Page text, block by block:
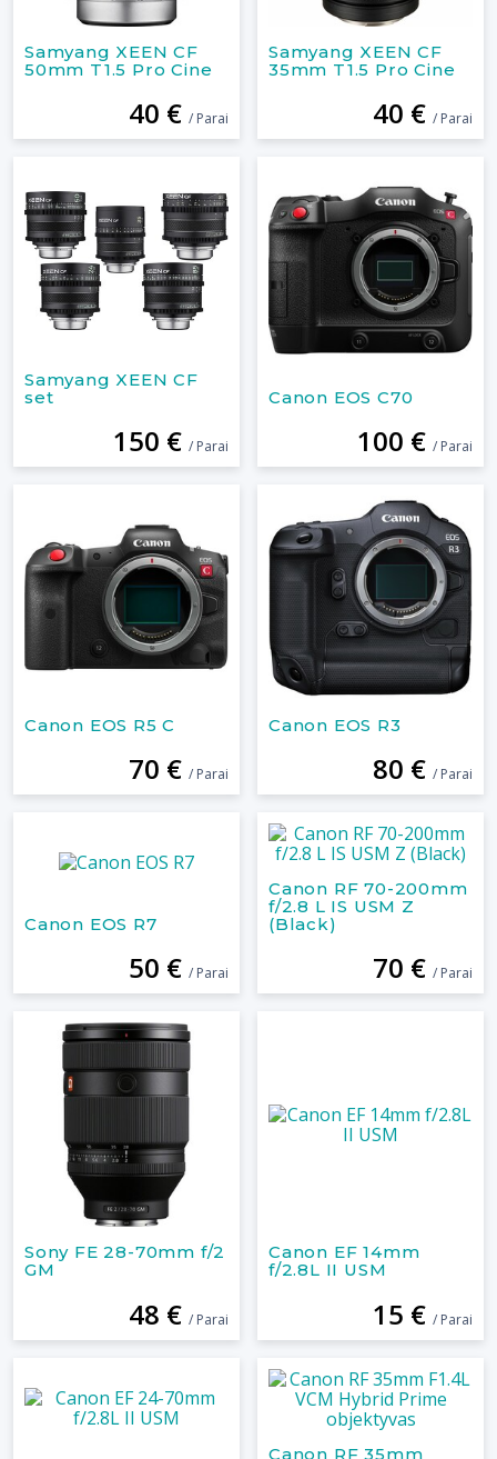
Samyang XEEN CF
50mm T1.5 Pro Cine
40 € / Parai
Samyang XEEN CF
35mm T1.5 Pro Cine
40 € / Parai
Samyang XEEN CF
set
150 € / Parai
Canon EOS C70
100 € / Parai
Canon EOS R5 C
70 € / Parai
Canon EOS R3
80 € / Parai
Canon EOS R7
50 € / Parai
Canon RF 70-200mm
f/2.8 L IS USM Z
(Black)
70 € / Parai
Sony FE 28-70mm f/2
GM
48 € / Parai
Canon EF 14mm
f/2.8L II USM
15 € / Parai
Canon RF 35mm